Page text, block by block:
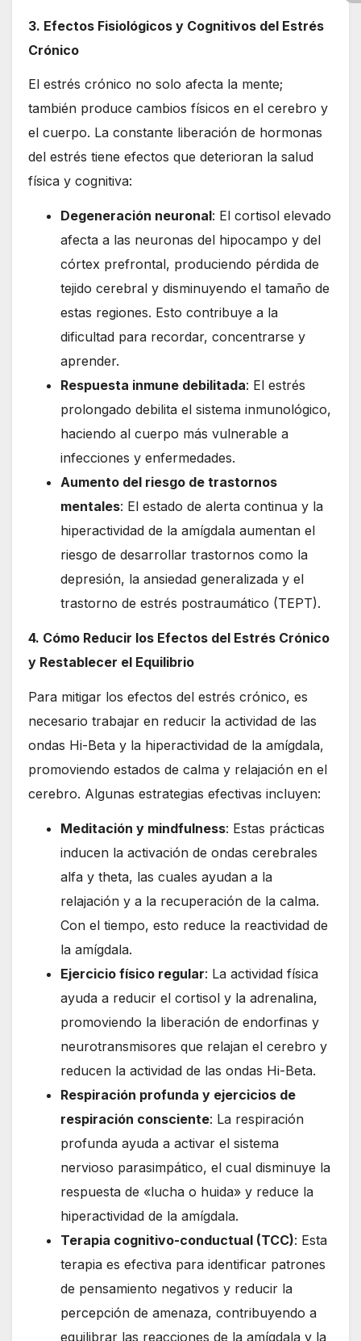
3. Efectos Fisiológicos y Cognitivos del Estrés
Crónico
El estrés crónico no solo afecta la mente;
también produce cambios físicos en el cerebro y
el cuerpo. La constante liberación de hormonas
del estrés tiene efectos que deterioran la salud
física y cognitiva:
Degeneración neuronal: El cortisol elevado
afecta a las neuronas del hipocampo y del
córtex prefrontal, produciendo pérdida de
tejido cerebral y disminuyendo el tamaño de
estas regiones. Esto contribuye a la
dificultad para recordar, concentrarse y
aprender.
Respuesta inmune debilitada: El estrés
prolongado debilita el sistema inmunológico,
haciendo al cuerpo más vulnerable a
infecciones y enfermedades.
Aumento del riesgo de trastornos
mentales: El estado de alerta continua y la
hiperactividad de la amígdala aumentan el
riesgo de desarrollar trastornos como la
depresión, la ansiedad generalizada y el
trastorno de estrés postraumático (TEPT).
4. Cómo Reducir los Efectos del Estrés Crónico
y Restablecer el Equilibrio
Para mitigar los efectos del estrés crónico, es
necesario trabajar en reducir la actividad de las
ondas Hi-Beta y la hiperactividad de la amígdala,
promoviendo estados de calma y relajación en el
cerebro. Algunas estrategias efectivas incluyen:
Meditación y mindfulness: Estas prácticas
inducen la activación de ondas cerebrales
alfa y theta, las cuales ayudan a la
relajación y a la recuperación de la calma.
Con el tiempo, esto reduce la reactividad de
la amígdala.
Ejercicio físico regular: La actividad física
ayuda a reducir el cortisol y la adrenalina,
promoviendo la liberación de endorfinas y
neurotransmisores que relajan el cerebro y
reducen la actividad de las ondas Hi-Beta.
Respiración profunda y ejercicios de
respiración consciente: La respiración
profunda ayuda a activar el sistema
nervioso parasimpático, el cual disminuye la
respuesta de «lucha o huida» y reduce la
hiperactividad de la amígdala.
Terapia cognitivo-conductual (TCC): Esta
terapia es efectiva para identificar patrones
de pensamiento negativos y reducir la
percepción de amenaza, contribuyendo a
equilibrar las reacciones de la amígdala y la